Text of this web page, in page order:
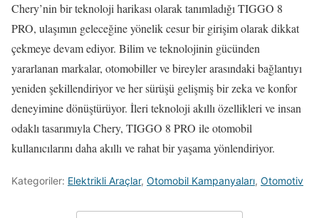
Chery’nin bir teknoloji harikası olarak tanımladığı TIGGO 8
PRO, ulaşımın geleceğine yönelik cesur bir girişim olarak dikkat
çekmeye devam ediyor. Bilim ve teknolojinin gücünden
yararlanan markalar, otomobiller ve bireyler arasındaki bağlantıyı
yeniden şekillendiriyor ve her sürüşü gelişmiş bir zeka ve konfor
deneyimine dönüştürüyor. İleri teknoloji akıllı özellikleri ve insan
odaklı tasarımıyla Chery, TIGGO 8 PRO ile otomobil
kullanıcılarını daha akıllı ve rahat bir yaşama yönlendiriyor.
Kategoriler: Elektrikli Araçlar, Otomobil Kampanyaları, Otomotiv